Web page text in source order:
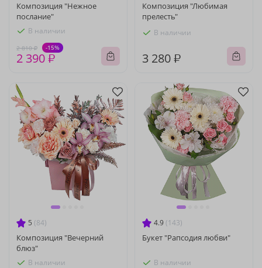
Композиция "Нежное
послание"
В наличии
2 810 ₽ -15%
2 390 ₽
Композиция "Любимая
прелесть"
В наличии
3 280 ₽
5 (84)
Композиция "Вечерний
блюз"
В наличии
4.9 (143)
Букет "Рапсодия любви"
В наличии